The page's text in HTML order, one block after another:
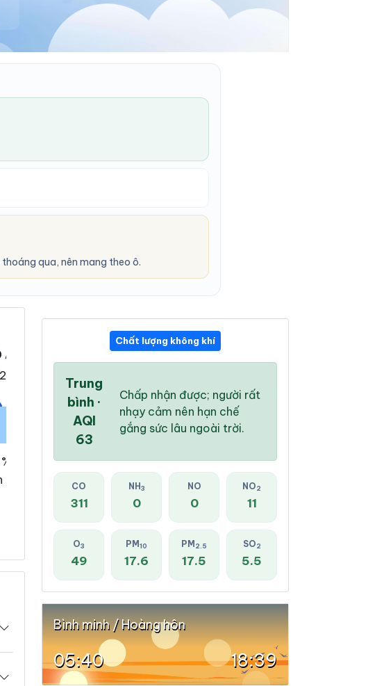
qua, nên mang theo ô.
26 °
ám
03:00 AM
22 °
2 %
Mây rải rác
04:00 AM
3 %
Mây đen u ám
Chất lượng không khí
Trung
bình ·
AQI
63
Chấp nhận được; người rất
nhạy cảm nên hạn chế
gắng sức lâu ngoài trời.
CO
311
NH 3
0
NO
0
NO2
11
O3
49
PM 10
17.6
PM 2.5
17.5
SO2
5.5
Bình minh / Hoàng hôn
05:40 18:39